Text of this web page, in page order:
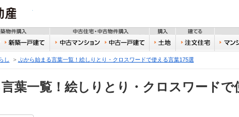
新築住宅・新築物件購入 中古住宅・中古物件購入
購入
新築マンション 新築一戸建て 中古マンション 中古一戸建て
土地 注文住
し ぷから始まる言葉一覧！絵しりとり・クロスワードで使える言葉175選
葉一覧！絵しりとり・クロスワードで